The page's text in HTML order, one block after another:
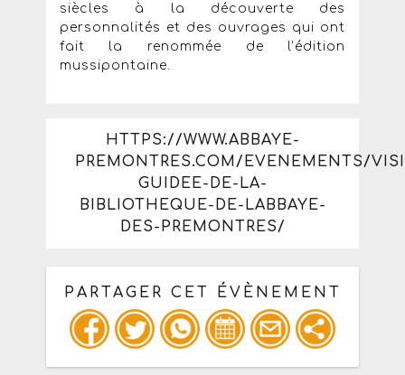
siècles à la découverte des
personnalités et des ouvrages qui ont
fait la renommée de l’édition
mussipontaine.
HTTPS://WWW.ABBAYE-
PREMONTRES.COM/EVENEMENTS/
GUIDEE-DE-LA-
BIBLIOTHEQUE-DE-LABBAYE-
DES-PREMONTRES/
PARTAGER CET ÉVÈNEMENT
Copiez les infos ci-dessous pour un